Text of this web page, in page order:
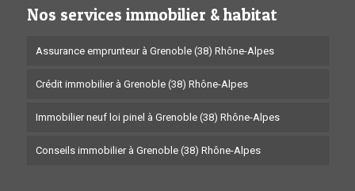
Nos services immobilier & habitat
Assurance emprunteur à Grenoble (38) Rhône-Alpes
Crédit immobilier à Grenoble (38) Rhône-Alpes
Immobilier neuf loi pinel à Grenoble (38) Rhône-Alpes
Conseils immobilier à Grenoble (38) Rhône-Alpes